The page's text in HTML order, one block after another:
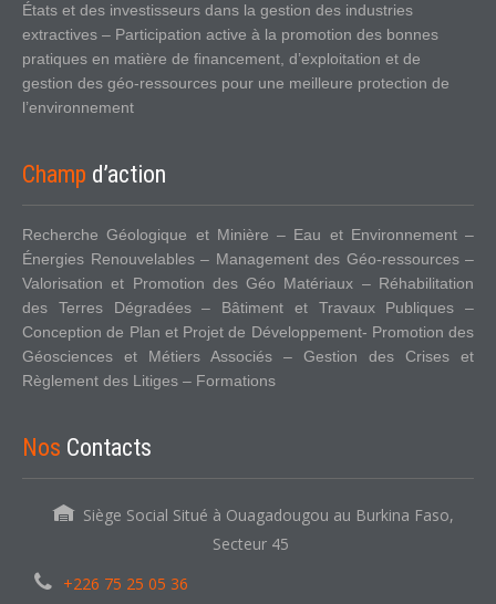
États et des investisseurs dans la gestion des industries
extractives – Participation active à la promotion des bonnes
pratiques en matière de financement, d’exploitation et de
gestion des géo-ressources pour une meilleure protection de
l’environnement
Champ d’action
Recherche Géologique et Minière – Eau et Environnement –
Énergies Renouvelables – Management des Géo-ressources –
Valorisation et Promotion des Géo Matériaux – Réhabilitation
des Terres Dégradées – Bâtiment et Travaux Publiques –
Conception de Plan et Projet de Développement- Promotion des
Géosciences et Métiers Associés – Gestion des Crises et
Règlement des Litiges – Formations
Nos Contacts
Siège Social Situé à Ouagadougou au Burkina Faso,
Secteur 45
+226 75 25 05 36